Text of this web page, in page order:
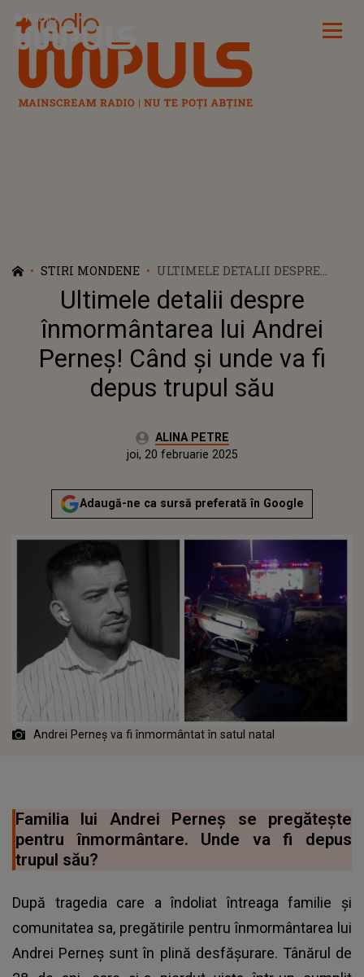
Radio Impuls
STIRI MONDENE
ULTIMELE DETALII DESPRE
ÎNMORMÂNTAREA LUI ANDREI
PERNEȘ! CÂND ȘI UNDE VA FI
DEPUS TRUPUL SĂU
Ultimele detalii despre
înmormântarea lui Andrei
Perneș! Când și unde va fi
depus trupul său
Autor:ALINA PETRE
Actualizat:
joi, 20 februarie 2025
Adaugă-ne ca sursă preferată în Google
Andrei Perneș va fi înmormântat în satul natal
Familia lui Andrei Perneș se pregătește
pentru înmormântare. Unde va fi depus
trupul său?
După tragedia care a îndoliat întreaga familie și
comunitatea sa, pregătirile pentru înmormântarea lui
Andrei Perneș sunt în plină desfășurare. Tânărul de